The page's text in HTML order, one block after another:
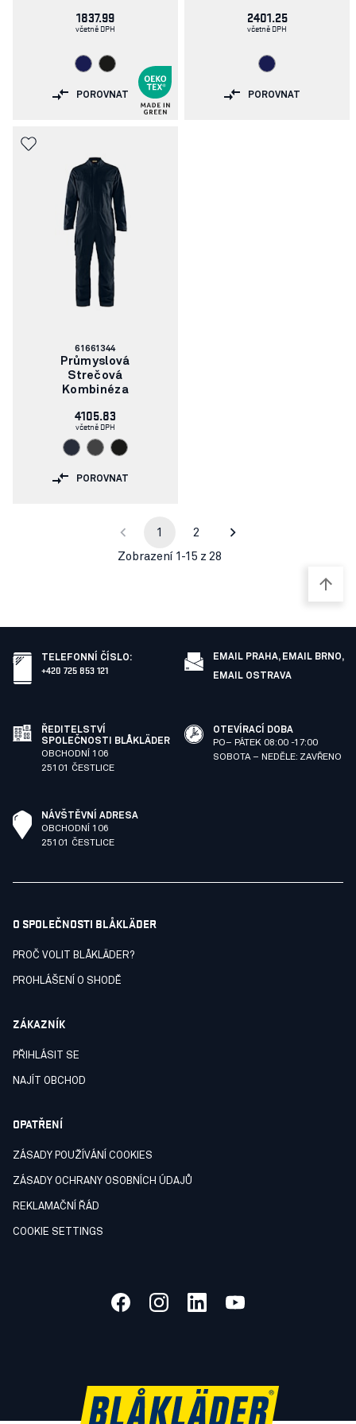
1837.99
včetně DPH
POROVNAT
2401.25
včetně DPH
POROVNAT
Číslo
článku:
61661344
Průmyslová
Strečová
Kombinéza
4105.83
včetně DPH
POROVNAT
1 2
Zobrazení 1-15 z 28
TELEFONNÍ ČÍSLO:
+420 725 853 121
EMAIL PRAHA, EMAIL BRNO,
EMAIL OSTRAVA
ŘEDITELSTVÍ
SPOLEČNOSTI BLÅKLÄDER
OBCHODNÍ 106
25101 ČESTLICE
OTEVÍRACÍ DOBA
PO– PÁTEK 08:00 -17:00
SOBOTA – NEDĚLE: ZAVŘENO
NÁVŠTĚVNÍ ADRESA
OBCHODNÍ 106
25101 ČESTLICE
O SPOLEČNOSTI BLÅKLÄDER
PROČ VOLIT BLÅKLÄDER?
PROHLÁŠENÍ O SHODĚ
ZÁKAZNÍK
PŘIHLÁSIT SE
NAJÍT OBCHOD
OPATŘENÍ
ZÁSADY POUŽÍVÁNÍ COOKIES
ZÁSADY OCHRANY OSOBNÍCH ÚDAJŮ
REKLAMAČNÍ ŘÁD
COOKIE SETTINGS